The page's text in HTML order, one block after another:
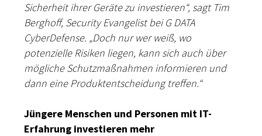
Sicherheit ihrer Geräte zu investieren“, sagt Tim
Berghoff, Security Evangelist bei G DATA
CyberDefense. „Doch nur wer weiß, wo
potenzielle Risiken liegen, kann sich auch über
mögliche Schutzmaßnahmen informieren und
dann eine Produktentscheidung treffen.“
Jüngere Menschen und Personen mit IT-
Erfahrung investieren mehr